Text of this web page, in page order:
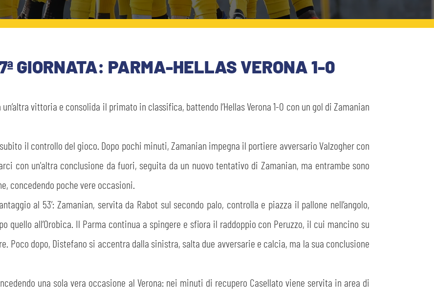
GIORNATA: PARMA-HELLAS VERONA 1-0
vittoria e consolida il primato in classifica, battendo l’Hellas Verona 1-0 con un gol di Zamanian
il controllo del gioco. Dopo pochi minuti, Zamanian impegna il portiere avversario Valzogher con
con un'altra conclusione da fuori, seguita da un nuovo tentativo di Zamanian, ma entrambe sono
concedendo poche vere occasioni.
al 53’: Zamanian, servita da Rabot sul secondo palo, controlla e piazza il pallone nell’angolo,
quello all’Orobica. Il Parma continua a spingere e sfiora il raddoppio con Peruzzo, il cui mancino su
Poco dopo, Distefano si accentra dalla sinistra, salta due avversarie e calcia, ma la sua conclusione
una sola vera occasione al Verona: nei minuti di recupero Casellato viene servita in area di